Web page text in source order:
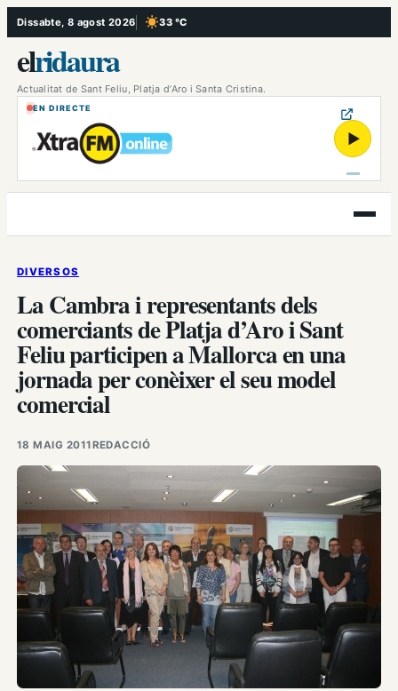
Vés
al
contingut
Dissabte, 8 agost 2026 33 °C
, Cel serè
elridaura
Actualitat de Sant Feliu, Platja d’Aro i Santa Cristina.
EN DIRECTE
▶
Obre
el
DIVERSOS
La Cambra i representants dels
comerciants de Platja d’Aro i Sant
Feliu participen a Mallorca en una
jornada per conèixer el seu model
comercial
18 MAIG 2011REDACCIÓ